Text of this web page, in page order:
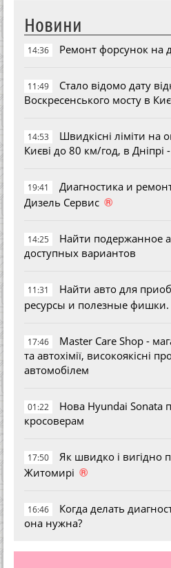
Новини
14:36 Ремонт форсунок на
11:49
Стало відомо дату
Воскресенського мосту в
14:53
Швидкісні ліміти на
Києві до 80 км/год, в Дніпрі
19:41
Диагностика и
Дизель Сервис ®
14:25
Найти подержанное
доступных вариантов
11:31
Найти авто для
ресурсы и полезные фишки.
17:46
Master Care Shop -
та автохімії, високоякісні
автомобілем
01:22
Нова Hyundai Sonata
кросоверам
17:50
Як швидко і вигідно
Житомирі ®
16:46
Когда делать
она нужна?